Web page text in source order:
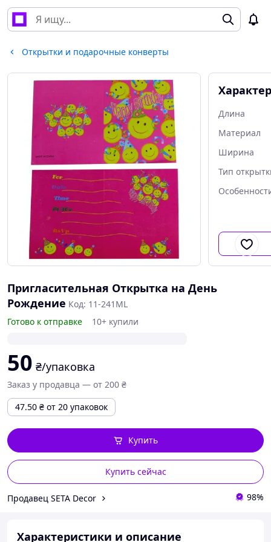
Открытки и подарочные конверты
Длина
Материал
Ширина
Тип
Пригласительная Открытка на День
Рождение Код: 11-241ML
Готово к отправке
10+ купили
50 ₴/упаковка
Заказ у продавца — от 200 ₴
47.50 ₴ от 20 упаковок
Купить сейчас
Купить
Продавец SETA Decor 98%
Характеристики и описание